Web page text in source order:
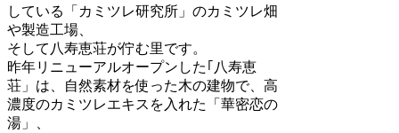
している「カミツレ研究所」のカミツレ畑
や製造工場、
そして八寿恵荘が佇む里です。
昨年リニューアルオープンした｢八寿恵
荘」は、自然素材を使った木の建物で、高
濃度のカミツレエキスを入れた「華密恋の
湯」、